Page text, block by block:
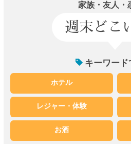
家族・友人・
週末どこ
キーワード
ホテル
レジャー・体験
お酒